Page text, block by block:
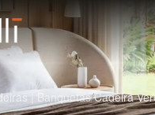
| Banquetas/Cadeira